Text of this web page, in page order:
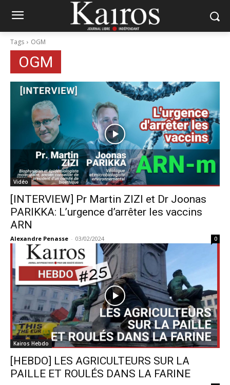
Tags OGM
OGM
Vidéo
[INTERVIEW] Pr Martin ZIZI et Dr Joonas
PARIKKA: L’urgence d’arrêter les vaccins
ARN
Alexandre Penasse - 03/02/2024 0
Kairos Hebdo
[HEBDO] LES AGRICULTEURS SUR LA
PAILLE ET ROULÉS DANS LA FARINE